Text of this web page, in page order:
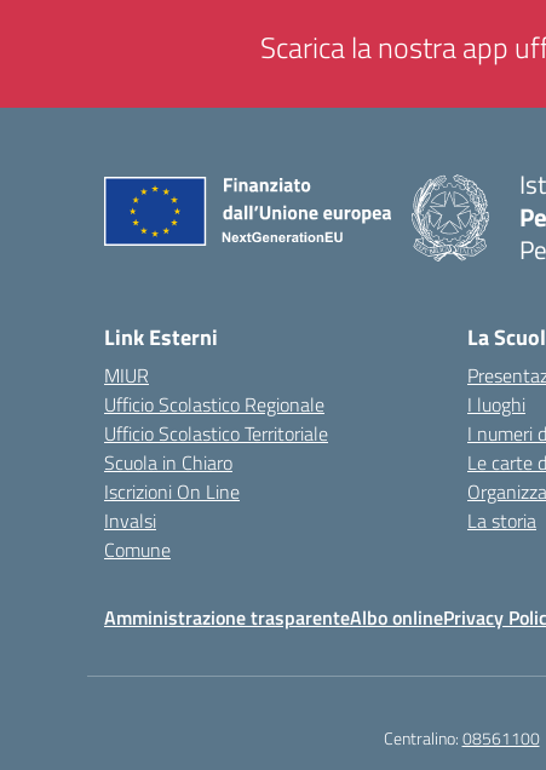
Scarica la nostra app
Link Esterni
MIUR
Ufficio Scolastico Regionale
Ufficio Scolastico Territoriale
Scuola in Chiaro
Iscrizioni On Line
Invalsi
Comune
La
I luoghi
I numeri
Le carte
La storia
Amministrazione trasparenteAlbo onlinePrivacy
Centralino:08561100